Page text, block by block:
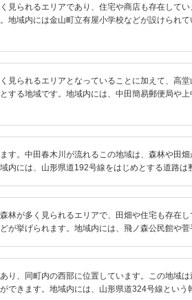
られるエリアであり、住宅や商店も存在して
域内には金山町立有屋小学校などが設けられ
られるエリアとなっていることに加えて、高
る地域です。地域内には、中田簡易郵便局や
。中田春木川が流れるこの地域は、森林や田
には、山形県道192号線をはじめとする道路は
が多く見られるエリアで、田畑や住宅も存在
挙げられます。地域内には、飛ノ森公民館や菅
、同町内の西部に位置しています。この地域
きます。地域内には、山形県道324号線という